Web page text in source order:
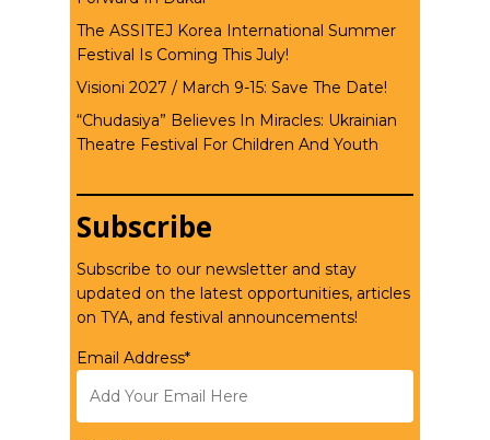
The ASSITEJ Korea International Summer
Festival Is Coming This July!
Visioni 2027 / March 9-15: Save The Date!
“Chudasiya” Believes In Miracles: Ukrainian
Theatre Festival For Children And Youth
Subscribe
Subscribe to our newsletter and stay
updated on the latest opportunities, articles
on TYA, and festival announcements!
Email Address*